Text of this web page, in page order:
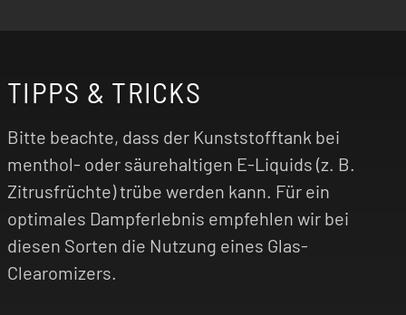
TIPPS & TRICKS
Bitte beachte, dass der Kunststofftank bei
menthol- oder säurehaltigen E-Liquids (z. B.
Zitrusfrüchte) trübe werden kann. Für ein
optimales Dampferlebnis empfehlen wir bei
diesen Sorten die Nutzung eines Glas-
Clearomizers.